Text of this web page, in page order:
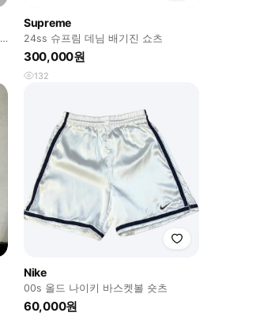
Supreme
24ss 슈프림 데님 배기진 쇼츠
300,000원
132
Nike
00s 올드 나이키 바스켓볼 숏츠
60,000원